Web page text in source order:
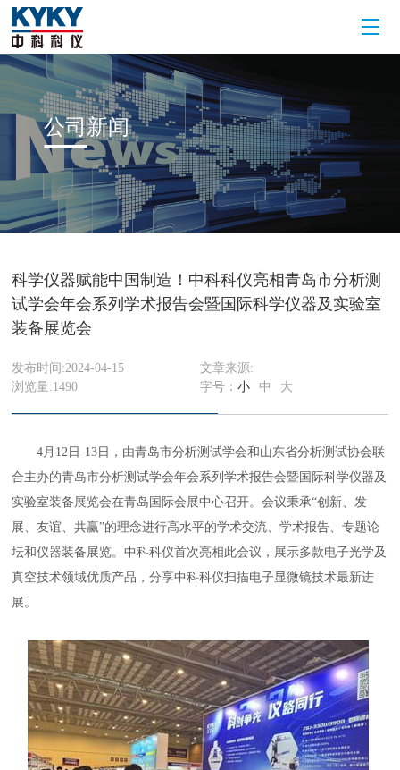
公司新闻
科学仪器赋能中国制造！中科科仪亮相青岛市分析测
试学会年会系列学术报告会暨国际科学仪器及实验室
装备展览会
发布时间:2024-04-15
文章来源:
浏览量:1490 字号： 小 中 大
4月12日-13日，由青岛市分析测试学会和山东省分析测试协会联
合主办的青岛市分析测试学会年会系列学术报告会暨国际科学仪器及
实验室装备展览会在青岛国际会展中心召开。会议秉承“创新、发
展、友谊、共赢”的理念进行高水平的学术交流、学术报告、专题论
坛和仪器装备展览。中科科仪首次亮相此会议，展示多款电子光学及
真空技术领域优质产品，分享中科科仪扫描电子显微镜技术最新进
展。